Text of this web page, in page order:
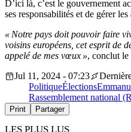
D’ici là, c’est le gouvernement
ses responsabilités et de gérer
« Notre pays doit pouvoir faire
voisins européens, cet esprit de
appelé de mes vœux », conclut le
Jul 11, 2024 - 07:23
PolitiqueÉlections
Rassemblement national
Print Partager
LES PLUS LUS